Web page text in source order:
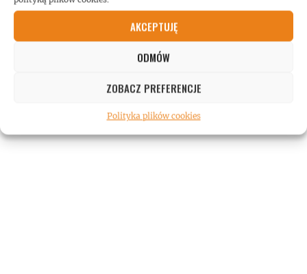
AKCEPTUJĘ
ODMÓW
ZOBACZ PREFERENCJE
Polityka plików cookies
RECENZJE